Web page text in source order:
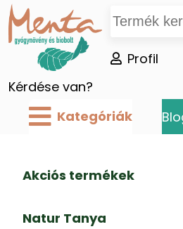
Kérdése van?
Profil
Kategóriák
Akciós termékek
Natur Tanya